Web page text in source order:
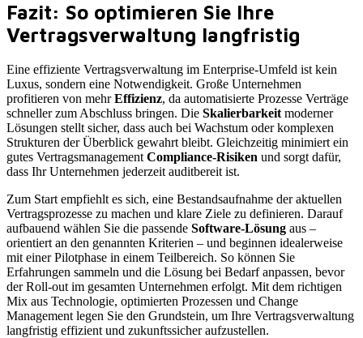
Fazit: So optimieren Sie Ihre
Vertragsverwaltung langfristig
Eine effiziente Vertragsverwaltung im Enterprise-Umfeld ist kein
Luxus, sondern eine Notwendigkeit. Große Unternehmen
profitieren von mehrEffizienz, da automatisierte Prozesse Verträge
schneller zum Abschluss bringen. Die Skalierbarkeit moderner
Lösungen stellt sicher, dass auch bei Wachstum oder komplexen
Strukturen der Überblick gewahrt bleibt. Gleichzeitig minimiert ein
gutes Vertragsmanagement Compliance-Risiken und sorgt dafür,
dass Ihr Unternehmen jederzeit auditbereit ist.
Zum Start empfiehlt es sich, eine Bestandsaufnahme der aktuellen
Vertragsprozesse zu machen und klare Ziele zu definieren. Darauf
aufbauend wählen Sie die passende Software-Lösung aus –
orientiert an den genannten Kriterien – und beginnen idealerweise
mit einer Pilotphase in einem Teilbereich. So können Sie
Erfahrungen sammeln und die Lösung bei Bedarf anpassen, bevor
der Roll-out im gesamten Unternehmen erfolgt. Mit dem richtigen
Mix aus Technologie, optimierten Prozessen und Change
Management legen Sie den Grundstein, um Ihre Vertragsverwaltung
langfristig effizient und zukunftssicher aufzustellen.